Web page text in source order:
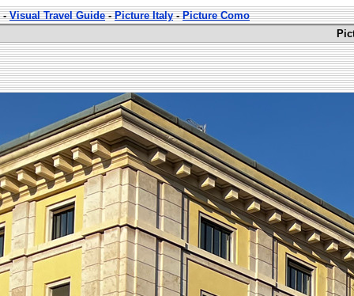
-Visual Travel Guide-Picture Italy-Picture Como